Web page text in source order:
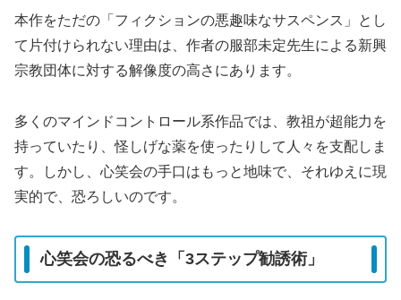
本作をただの「フィクションの悪趣味なサスペンス」とし
て片付けられない理由は、作者の服部未定先生による新興
宗教団体に対する解像度の高さにあります。
多くのマインドコントロール系作品では、教祖が超能力を
持っていたり、怪しげな薬を使ったりして人々を支配しま
す。しかし、心笑会の手口はもっと地味で、それゆえに現
実的で、恐ろしいのです。
心笑会の恐るべき「3ステップ勧誘術」